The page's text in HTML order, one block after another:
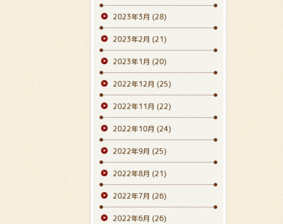
2023年3月 (28)
2023年2月 (21)
2023年1月 (20)
2022年12月 (25)
2022年11月 (22)
2022年10月 (24)
2022年9月 (25)
2022年8月 (21)
2022年7月 (26)
2022年6月 (26)